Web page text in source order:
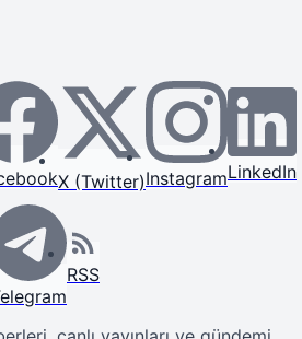
X (Twitter)InstagramLinkedIn
RSS